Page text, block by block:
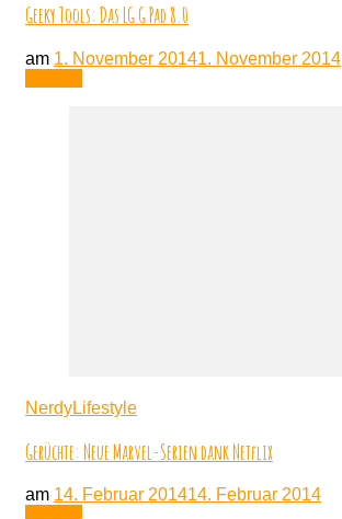
Geeky Tools: Das LG G Pad 8.0
am 1. November 20141. November 2014
NerdyLifestyle
Gerüchte: Neue Marvel-Serien dank Netflix
am 14. Februar 201414. Februar 2014